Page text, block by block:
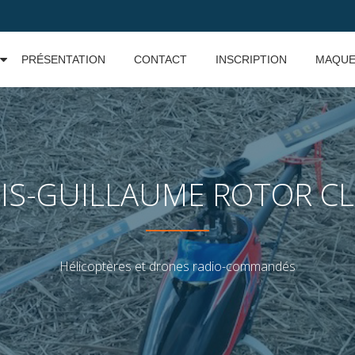
PRÉSENTATION CONTACT INSCRIPTION
GUILLAUME ROTOR
Hélicoptères et drones radio-commandés